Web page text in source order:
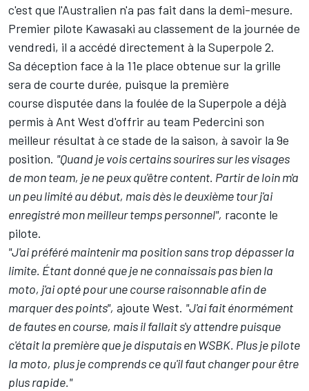
c'est que l'Australien n'a pas fait dans la demi-mesure.
Premier pilote Kawasaki au classement de la journée de
vendredi, il a accédé directement à la Superpole 2.
Sa déception face à la 11e place obtenue sur la grille
sera de courte durée, puisque la première
course disputée dans la foulée de la Superpole a déjà
permis à Ant West d'offrir au team Pedercini son
meilleur résultat à ce stade de la saison, à savoir la 9e
position. "Quand je vois certains sourires sur les visages
de mon team, je ne peux qu'être content. Partir de loin m'a
un peu limité au début, mais dès le deuxième tour j'ai
enregistré mon meilleur temps personnel", raconte le
pilote.
"J'ai préféré maintenir ma position sans trop dépasser la
limite. Étant donné que je ne connaissais pas bien la
moto, j'ai opté pour une course raisonnable afin de
marquer des points", ajoute West. "J'ai fait énormément
de fautes en course, mais il fallait s'y attendre puisque
c'était la première que je disputais en WSBK. Plus je pilote
la moto, plus je comprends ce qu'il faut changer pour être
plus rapide."